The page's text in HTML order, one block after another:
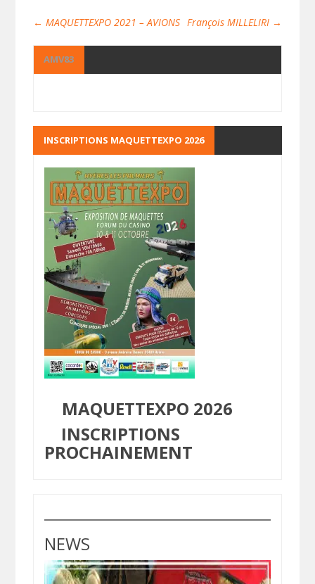
← MAQUETTEXPO 2021 – AVIONS François MILLELIRI →
AMV83
INSCRIPTIONS MAQUETTEXPO 2026
MAQUETTEXPO 2026
INSCRIPTIONS
PROCHAINEMENT
NEWS